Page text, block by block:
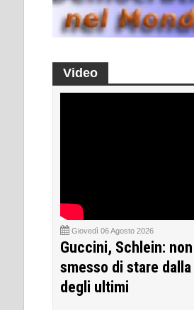
Video
Giovedì 06 Agosto 2026
Guccini, Schlein:
smesso di stare
degli ultimi